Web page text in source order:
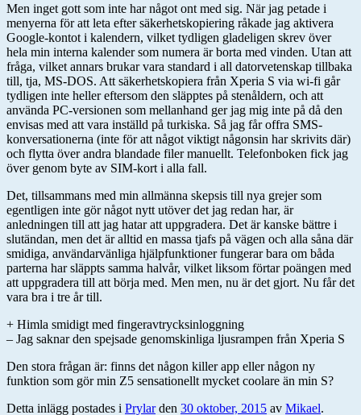
Men inget gott som inte har något ont med sig. När jag petade i
menyerna för att leta efter säkerhetskopiering råkade jag aktivera
Google-kontot i kalendern, vilket tydligen gladeligen skrev över
hela min interna kalender som numera är borta med vinden. Utan att
fråga, vilket annars brukar vara standard i all datorvetenskap tillbaka
till, tja, MS-DOS. Att säkerhetskopiera från Xperia S via wi-fi går
tydligen inte heller eftersom den släpptes på stenåldern, och att
använda PC-versionen som mellanhand ger jag mig inte på då den
envisas med att vara inställd på turkiska. Så jag får offra SMS-
konversationerna (inte för att något viktigt någonsin har skrivits där)
och flytta över andra blandade filer manuellt. Telefonboken fick jag
över genom byte av SIM-kort i alla fall.
Det, tillsammans med min allmänna skepsis till nya grejer som
egentligen inte gör något nytt utöver det jag redan har, är
anledningen till att jag hatar att uppgradera. Det är kanske bättre i
slutändan, men det är alltid en massa tjafs på vägen och alla såna där
smidiga, användarvänliga hjälpfunktioner fungerar bara om båda
parterna har släppts samma halvår, vilket liksom förtar poängen med
att uppgradera till att börja med. Men men, nu är det gjort. Nu får det
vara bra i tre år till.
+ Himla smidigt med fingeravtrycksinloggning
– Jag saknar den spejsade genomskinliga ljusrampen från Xperia S
Den stora frågan är: finns det någon killer app eller någon ny
funktion som gör min Z5 sensationellt mycket coolare än min S?
Detta inlägg postades i Prylarden 30 oktober, 2015 av Mikael.